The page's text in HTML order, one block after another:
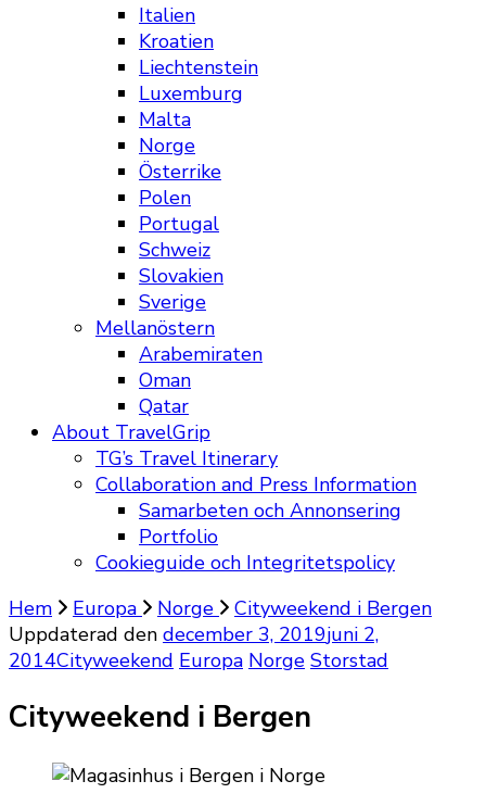
Italien
Kroatien
Liechtenstein
Luxemburg
Malta
Norge
Österrike
Polen
Portugal
Schweiz
Slovakien
Sverige
Mellanöstern
Arabemiraten
Oman
Qatar
About TravelGrip
TG’s Travel Itinerary
Collaboration and Press Information
Samarbeten och Annonsering
Portfolio
Cookieguide och Integritetspolicy
Hem
Europa Norge
Cityweekend i Bergen
Uppdaterad den december 3, 2019juni 2,
2014Cityweekend Europa Norge Storstad
Cityweekend i Bergen